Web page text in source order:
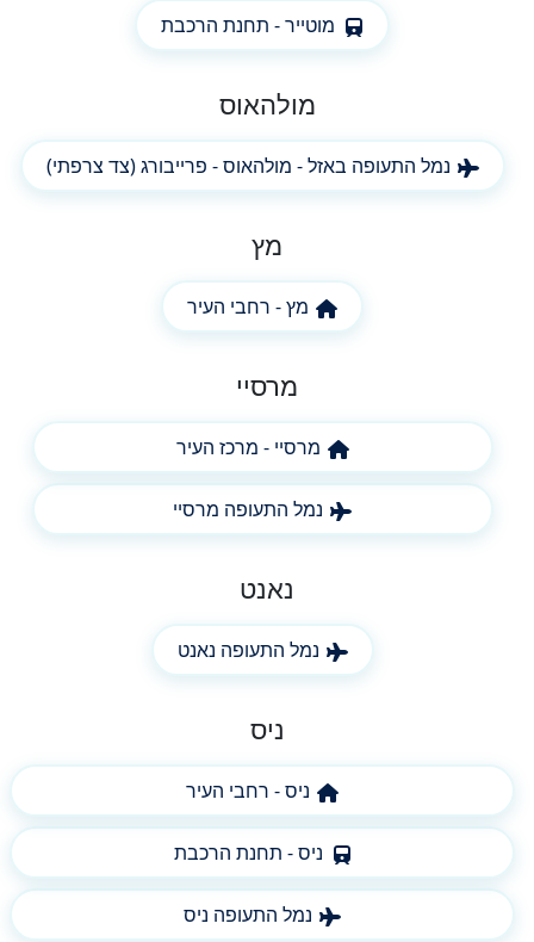
מוטייר - תחנת הרכבת
מולהאוס
נמל התעופה באזל - מולהאוס - פרייבורג (צד צרפתי)
מץ
מץ - רחבי העיר
מרסיי
מרסיי - מרכז העיר
נמל התעופה מרסיי
נאנט
נמל התעופה נאנט
ניס
ניס - רחבי העיר
ניס - תחנת הרכבת
נמל התעופה ניס